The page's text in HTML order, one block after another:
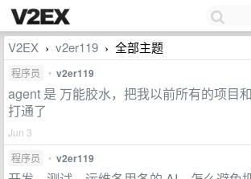
V2EX › v2er119 › 全部主题
程序员 • v2er119
agent 是 万能胶水，把我以前所有的项目
打通了
Jun 3
程序员
• v2er119